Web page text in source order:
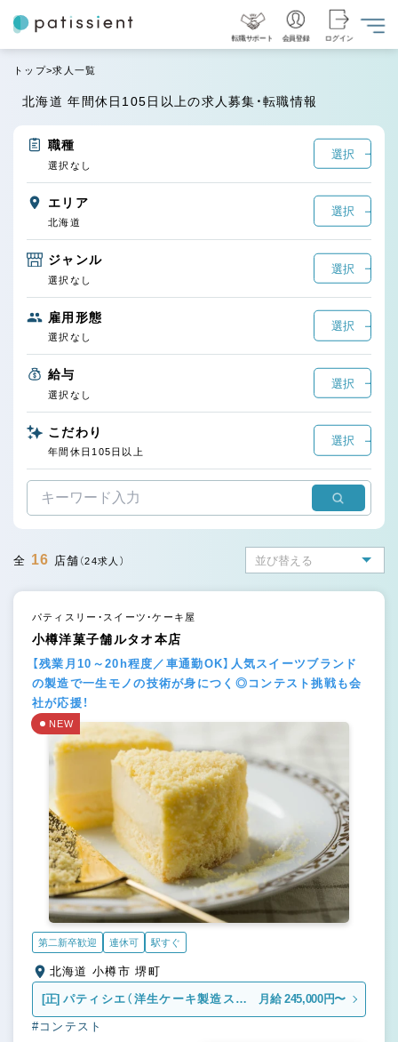
転職サポート 会員登録 ログイン
トップ 求人一覧
北海道 年間休日105日以上の求人募集・転職情報
職種
選択
選択なし
エリア
選択
北海道
ジャンル
選択
選択なし
雇用形態
選択
選択なし
給与
選択
選択なし
こだわり
選択
年間休日105日以上
全 16 店舗 （24求人）
パティスリー・スイーツ・ケーキ屋
小樽洋菓子舗ルタオ本店
【残業月10～20h程度／車通勤OK】人気スイーツブランド
の製造で一生モノの技術が身につく◎コンテスト挑戦も会
社が応援！
NEW
第二新卒歓迎 連休可 駅すぐ
北海道 小樽市 堺町
[正] パティシエ（洋生ケーキ製造スタ
ッフ）
月給 245,000円〜
#コンテスト